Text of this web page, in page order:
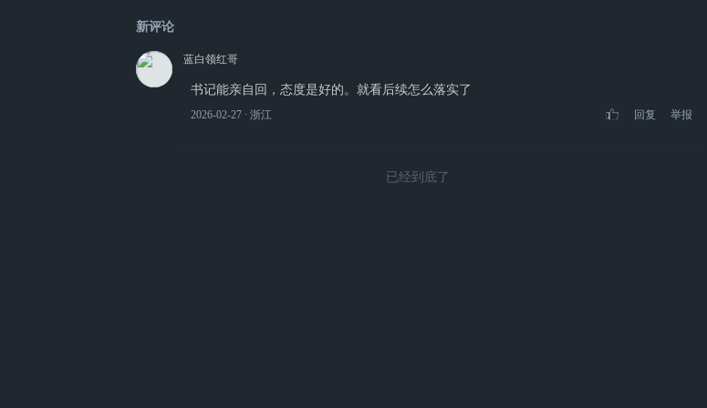
新评论
蓝白领红哥
书记能亲自回，态度是好的。就看后续怎么落实了
2026-02-27 ∙ 浙江 回复 举报
已经到底了